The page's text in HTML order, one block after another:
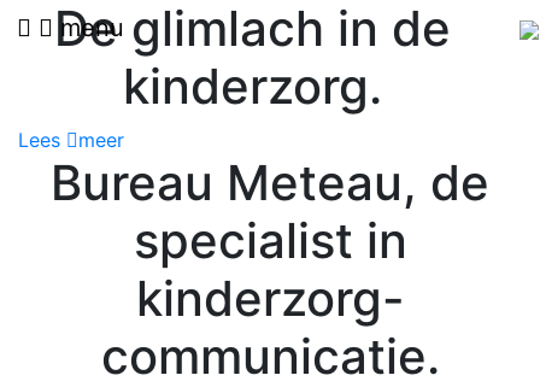
menu
De glimlach in de
kinderzorg.
Lees meer
Bureau Meteau, de
specialist in
kinderzorg-
communicatie.